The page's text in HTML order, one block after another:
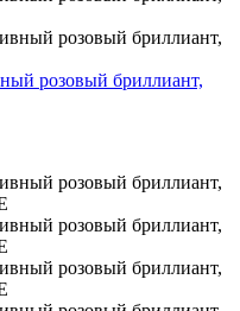
розовый бриллиант,